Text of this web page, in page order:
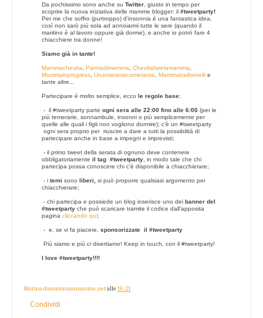
Da pochissimo sono anche su Twitter , giusto in tempo per
scoprire la nuova iniziativa delle mamme blogger: il #tweetparty!
Per me che soffro (purtroppo) d'insonnia è una fantastica idea,
così non sarò più sola ad annoiarmi tutte le sere (quando il
maritino è al lavoro oppure già dorme), e anche io potrò fare 4
chiacchiere tra donne!
Siamo già in tante!
Mammachevita Paroladimamma Chevitafarelamamma
Mummyinprogress Unamammacometante Mammatraifornelli e
tante altre...
Partecipare è molto semplice, ecco le regole base:
- il #tweetparty parte ogni sera alle 22:00 fino alle 6:00 (per le
più temerarie, sonnambule, insonni o più semplicemente per
quelle alle quali i figli non vogliono dormire); c’è un #tweetparty
ogni sera proprio per riuscire a dare a tutti la possibilità di
partecipare anche in base a impegni e imprevisti;
- il primo tweet della serata di ognuno deve contenere
obbligatoriamente il tag #tweetparty , in modo tale che chi
partecipa possa conoscere chi c'è disponibile a chiacchierare;
- i temi sono liberi,
si può proporre qualsiasi argomento per
chiacchierare;
- chi partecipa e possiede un blog inserisce uno dei banner del
#tweetparty che può scaricare tramite il codice dall'apposita
pagina cliccando qui;
- e, se vi fa piacere, sponsorizzate il #tweetparty
Più siamo e più ci divertiamo! Keep in touch, con il #tweetparty!
I love #tweetparty!!!!
Marina damammaamamma.net alle 16:21
Condividi